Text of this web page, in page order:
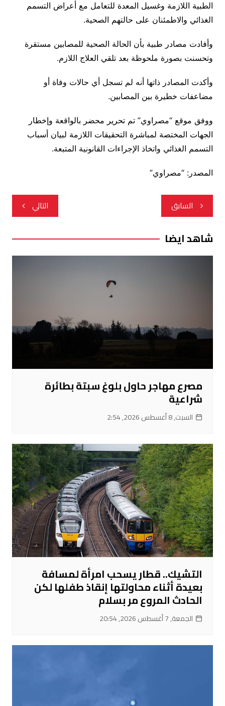
الطبية اللازمة وغسيل المعدة للتعامل مع أعراض التسمم
الغذائي والاطمئنان على حالتهم الصحية.
وأفادت مصادر طبية بأن الحالة الصحية للمصابين مستقرة
وتحسنت بصورة ملحوظة بعد تلقي العلاج اللازم.
وأكدت المصادر ذاتها أنه لم تسجل أي حالات وفاة أو
مضاعفات خطيرة بين المصابين.
ووفق موقع “مصراوي” تم تحرير محضر بالواقعة وإخطار
الجهات المختصة لمباشرة التحقيقات اللازمة لبيان أسباب
التسمم الغذائي واتخاذ الإجراءات القانونية المتبعة.
المصدر: “مصراوي”
تصفّح
المقالات
السابق التالي
شاهد ايضا
مصرع مهاجر حاول بلوغ سبتة بطائرة
شراعية
السبت, 8 أغسطس 2026, 2:54
التشيك.. قطار يسحب امرأة لمسافة
بعيدة أثناء محاولتها إنقاذ طفلها لكن
الحادث المروع مر بسلام
الجمعة, 7 أغسطس 2026, 20:54